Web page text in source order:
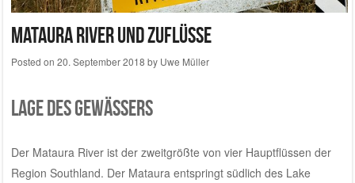
Mataura River und Zuflüsse
Posted on 20. September 2018 by Uwe Müller
Lage des Gewässers
Der Mataura River ist der zweitgrößte von vier Hauptflüssen der
Region Southland. Der Mataura entspringt südlich des Lake